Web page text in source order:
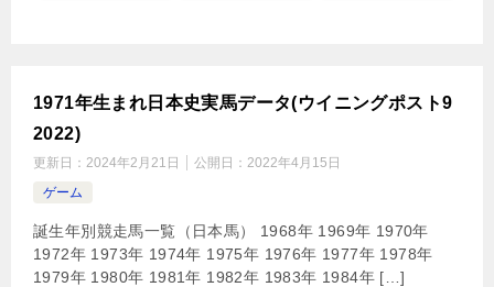
1971年生まれ日本史実馬データ(ウイニングポスト9
2022)
更新日： 2024年2月21日 公開日： 2022年4月15日
ゲーム
誕生年別競走馬一覧（日本馬） 1968年 1969年 1970年
1972年 1973年 1974年 1975年 1976年 1977年 1978年
1979年 1980年 1981年 1982年 1983年 1984年 […]